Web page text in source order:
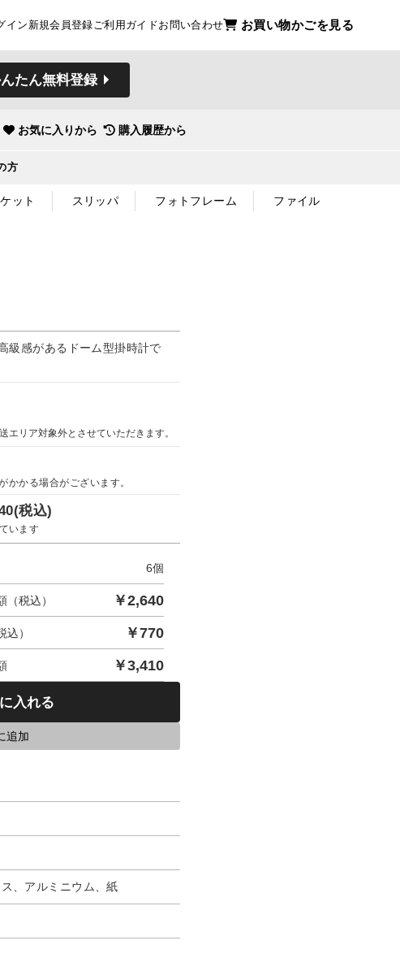
イン 新規会員登録ご利用ガイドお問い合わせ お買い物かごを見る
たん無料登録
お気に入りから 購入履歴から
方
ット スリッパ フォトフレーム ファイル
級感があるドーム型掛時計で
リア対象外とさせていただきます。
かる場合がございます。
(税込)
います
6個
（税込） ￥2,640
込） ￥770
￥3,410
入れる
追加
、アルミニウム、紙